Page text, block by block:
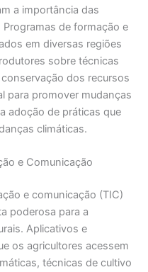
a importância das
de formação e
em diversas regiões
sobre técnicas
dos recursos
para promover mudanças
adoção de práticas que
climáticas.
e Comunicação
e comunicação (TIC)
poderosa para a
Aplicativos e
os agricultores acessem
técnicas de cultivo